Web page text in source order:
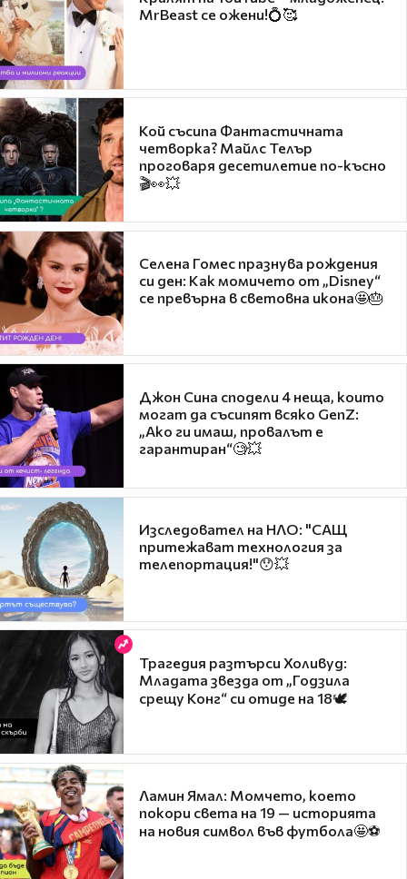
MrBeast се ожени!💍🥰
Кой съсипа Фантастичната
четворка? Майлс Телър
проговаря десетилетие по-късно
🎬👀💥
Селена Гомес празнува рождения
си ден: Как момичето от „Disney“
се превърна в световна икона🤩🎂
Джон Сина сподели 4 неща, които
могат да съсипят всяко GenZ:
„Ако ги имаш, провалът е
гарантиран“🧐💥
Изследовател на НЛО: "САЩ
притежават технология за
телепортация!"😯💥
Трагедия разтърси Холивуд:
Младата звезда от „Годзила
срещу Конг“ си отиде на 18🕊️
Ламин Ямал: Момчето, което
покори света на 19 — историята
на новия символ във футбола🤩⚽